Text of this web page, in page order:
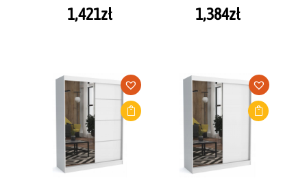
1,421zł 1,384zł